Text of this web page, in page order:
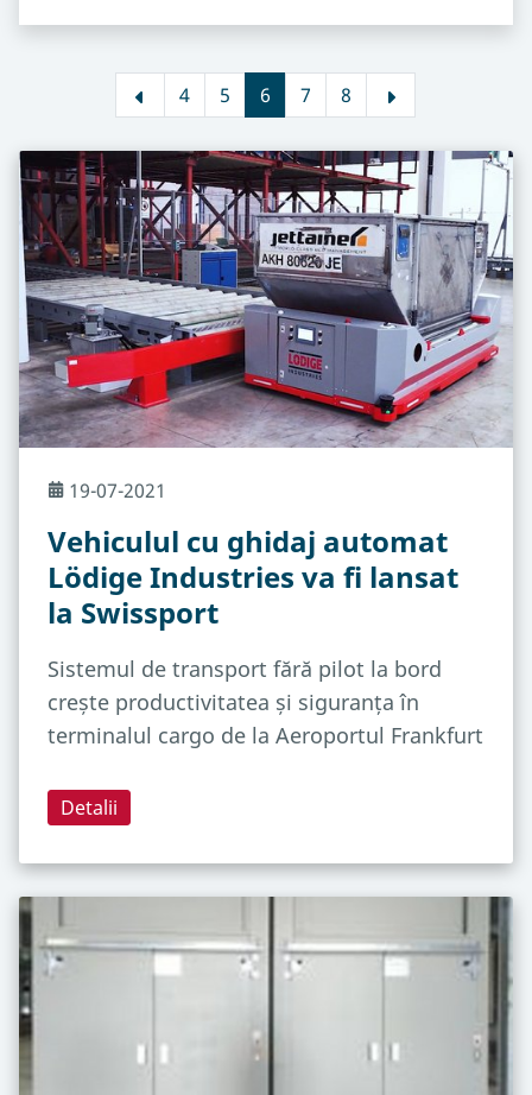
4 5 6 7 8
19-07-2021
Vehiculul cu ghidaj automat
Lödige Industries va fi lansat
la Swissport
Sistemul de transport fără pilot la bord
crește productivitatea și siguranța în
terminalul cargo de la Aeroportul Frankfurt
Detalii